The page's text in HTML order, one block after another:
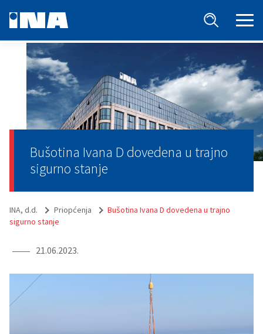
Bušotina Ivana D dovedena u trajno
sigurno stanje
INA, d.d. Priopćenja
Bušotina Ivana D dovedena u trajno
sigurno stanje
21.06.2023.